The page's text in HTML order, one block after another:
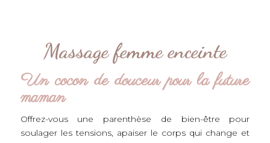
Massage femme enceinte
Un cocon de douceur pour la future
maman
Offrez-vous une parenthèse de bien-être pour
soulager les tensions, apaiser le corps qui change et